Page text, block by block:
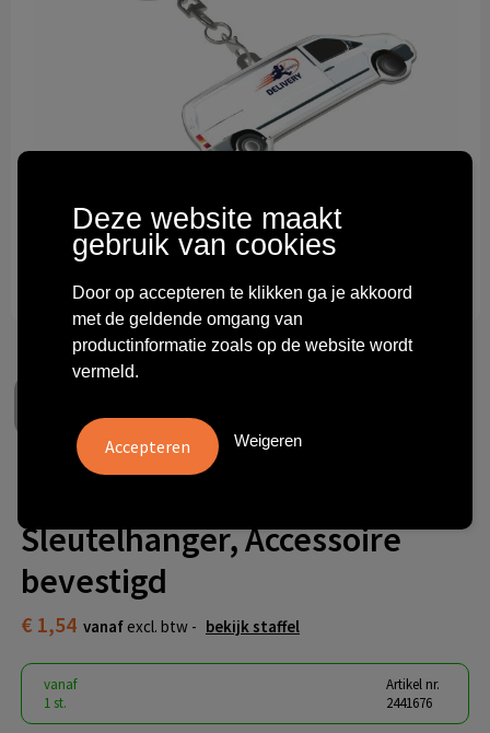
Technologie & gadgets
Sleutelhanger, Accessoire
bevestigd
€ 1,54 vanaf excl. btw - bekijk staffel
vanaf
1 st.
Artikel nr.
2441676
Deze website maakt
gebruik van cookies
Door op accepteren te klikken ga je akkoord
met de geldende omgang van
productinformatie zoals op de website wordt
vermeld.
Weigeren